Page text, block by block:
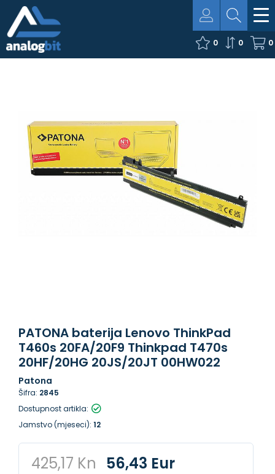
0
0
0
PATONA baterija Lenovo ThinkPad
T460s 20FA/20F9 Thinkpad T470s
20HF/20HG 20JS/20JT 00HW022
Patona
Šifra: 2845
Dostupnost artikla:
Jamstvo (mjeseci): 12
425,17 Kn 56,43 Eur